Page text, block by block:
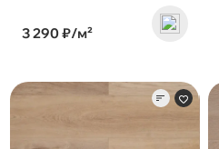
3 290 ₽/м²